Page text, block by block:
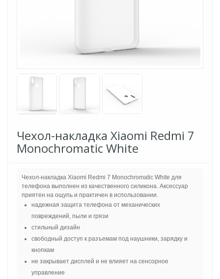
Чехол-накладка Xiaomi Redmi 7
Monochromatic White
Чехол-накладка Xiaomi Redmi 7 Monochromatic White для
телефона выполнен из качественного силикона. Аксессуар
приятен на ощупь и практичен в использовании.
надежная защита телефона от механических
повреждений, пыли и грязи
стильный дизайн
свободный доступ к разъемам под наушники, зарядку и
кнопкам
не закрывает дисплей и не влияет на сенсорное
управление